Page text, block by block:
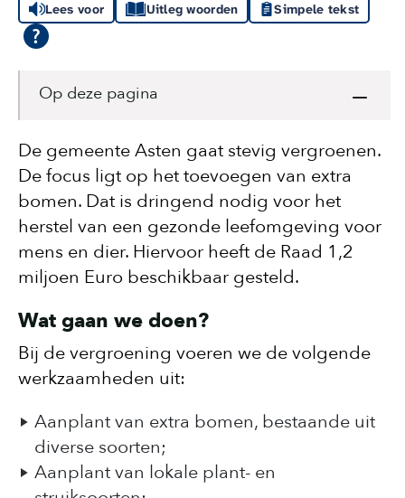
Lees voor Uitleg woorden Simpele tekst
De gemeente Asten gaat stevig vergroenen.
De focus ligt op het toevoegen van extra
bomen. Dat is dringend nodig voor het
herstel van een gezonde leefomgeving voor
mens en dier. Hiervoor heeft de Raad 1,2
miljoen Euro beschikbaar gesteld.
Wat gaan we doen?
Bij de vergroening voeren we de volgende
werkzaamheden uit:
Aanplant van extra bomen, bestaande uit
diverse soorten;
Aanplant van lokale plant- en
Op deze pagina